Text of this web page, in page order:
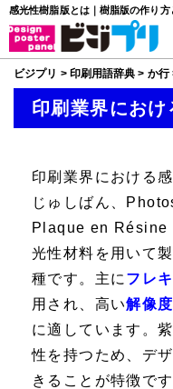
感光性樹脂版とは｜樹脂版の作り
ビジプリ > 印刷用語辞典 > か行
印刷業界におけ
印刷業界における
じゅしばん、
Plaque en
光性材料を用いて
種です。主に フレ
用され、高い解像度
に適しています。
性を持つため、デ
きることが特徴で